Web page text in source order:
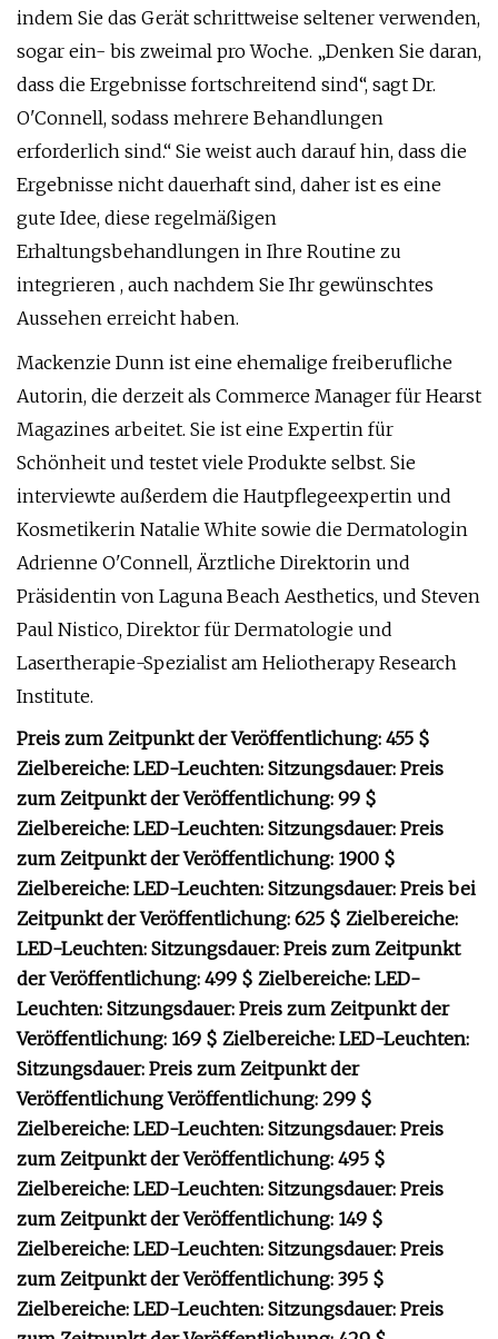
indem Sie das Gerät schrittweise seltener verwenden,
sogar ein- bis zweimal pro Woche. „Denken Sie daran,
dass die Ergebnisse fortschreitend sind“, sagt Dr.
O'Connell, sodass mehrere Behandlungen
erforderlich sind.“ Sie weist auch darauf hin, dass die
Ergebnisse nicht dauerhaft sind, daher ist es eine
gute Idee, diese regelmäßigen
Erhaltungsbehandlungen in Ihre Routine zu
integrieren , auch nachdem Sie Ihr gewünschtes
Aussehen erreicht haben.
Mackenzie Dunn ist eine ehemalige freiberufliche
Autorin, die derzeit als Commerce Manager für Hearst
Magazines arbeitet. Sie ist eine Expertin für
Schönheit und testet viele Produkte selbst. Sie
interviewte außerdem die Hautpflegeexpertin und
Kosmetikerin Natalie White sowie die Dermatologin
Adrienne O'Connell, Ärztliche Direktorin und
Präsidentin von Laguna Beach Aesthetics, und Steven
Paul Nistico, Direktor für Dermatologie und
Lasertherapie-Spezialist am Heliotherapy Research
Institute.
Preis zum Zeitpunkt der Veröffentlichung: 455 $
Zielbereiche: LED-Leuchten: Sitzungsdauer: Preis
zum Zeitpunkt der Veröffentlichung: 99 $
Zielbereiche: LED-Leuchten: Sitzungsdauer: Preis
zum Zeitpunkt der Veröffentlichung: 1900 $
Zielbereiche: LED-Leuchten: Sitzungsdauer: Preis bei
Zeitpunkt der Veröffentlichung: 625 $ Zielbereiche:
LED-Leuchten: Sitzungsdauer: Preis zum Zeitpunkt
der Veröffentlichung: 499 $ Zielbereiche: LED-
Leuchten: Sitzungsdauer: Preis zum Zeitpunkt der
Veröffentlichung: 169 $ Zielbereiche: LED-Leuchten:
Sitzungsdauer: Preis zum Zeitpunkt der
Veröffentlichung Veröffentlichung: 299 $
Zielbereiche: LED-Leuchten: Sitzungsdauer: Preis
zum Zeitpunkt der Veröffentlichung: 495 $
Zielbereiche: LED-Leuchten: Sitzungsdauer: Preis
zum Zeitpunkt der Veröffentlichung: 149 $
Zielbereiche: LED-Leuchten: Sitzungsdauer: Preis
zum Zeitpunkt der Veröffentlichung: 395 $
Zielbereiche: LED-Leuchten: Sitzungsdauer: Preis